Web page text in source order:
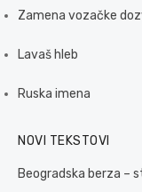
Zamena vozačke
Lavaš hleb
Ruska imena
NOVI TEKSTOVI
Beogradska berza –